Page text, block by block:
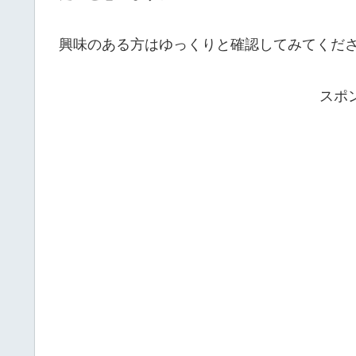
興味のある方はゆっくりと確認してみてくださ
スポ